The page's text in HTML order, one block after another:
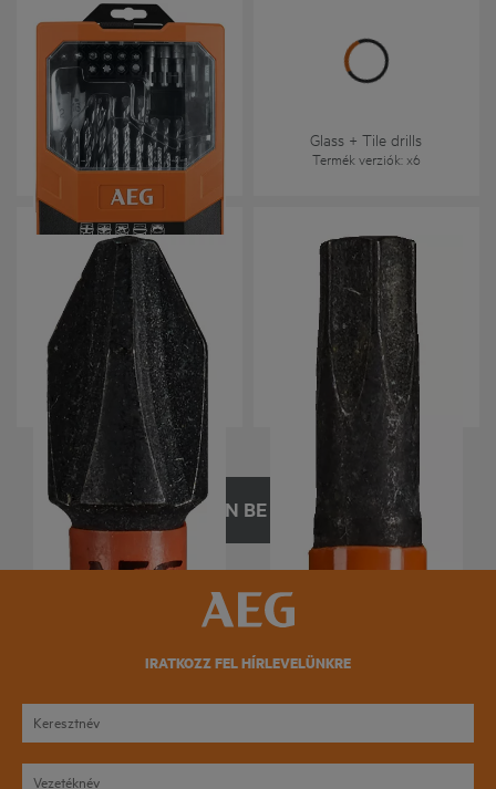
AAKDD50
Termék verziók: x1
Glass + Tile drills
Termék verziók: x6
AAK25
Termék verziók: x 2
AAK50
Termék verziók: x
TÖLTSÖN BE TÖBBET
IRATKOZZ FEL HÍRLEVELÜNKRE